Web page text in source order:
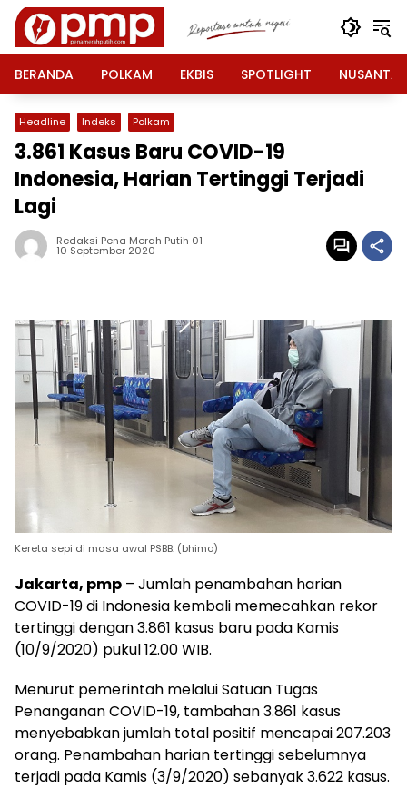
Langsung
konten
BERANDA
POLKAM EKBIS SPOTLIGHT
Headline Indeks Polkam
3.861 Kasus Baru COVID-19
Indonesia, Harian Tertinggi Terjadi
Lagi
Redaksi Pena Merah Putih 01
10 September 2020
Kereta sepi di masa awal PSBB. (bhimo)
Jakarta, pmp – Jumlah penambahan harian
COVID-19 di Indonesia kembali memecahkan rekor
tertinggi dengan 3.861 kasus baru pada Kamis
(10/9/2020) pukul 12.00 WIB.
Menurut pemerintah melalui Satuan Tugas
Penanganan COVID-19, tambahan 3.861 kasus
menyebabkan jumlah total positif mencapai 207.203
orang. Penambahan harian tertinggi sebelumnya
terjadi pada Kamis (3/9/2020) sebanyak 3.622 kasus.